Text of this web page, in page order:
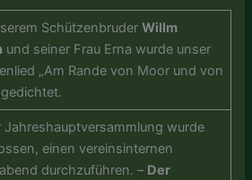
Schützenbruder Willm
und seiner Frau Erna wurde unser
„Am Rande von Moor und von
gedichtet.
Jahreshauptversammlung wurde
einen vereinsinternen
durchzuführen. – Der